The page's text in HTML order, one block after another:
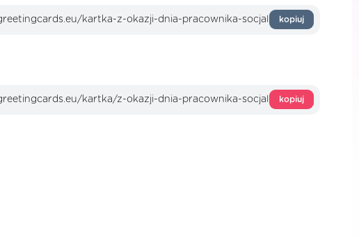
kopiuj
kopiuj